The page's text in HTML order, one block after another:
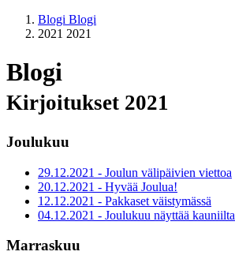
Blogi Blogi
2021 2021
Blogi
Kirjoitukset 2021
Joulukuu
29.12.2021 - Joulun välipäivien viettoa
20.12.2021 - Hyvää Joulua!
12.12.2021 - Pakkaset väistymässä
04.12.2021 - Joulukuu näyttää kauniilta
Marraskuu